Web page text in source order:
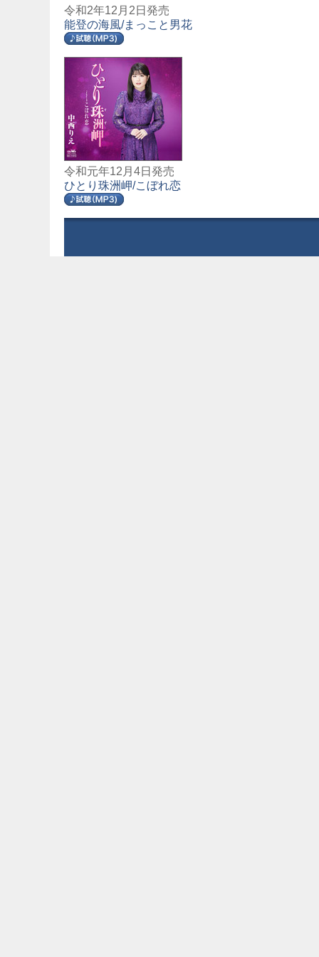
令和2年12月2日発売
能登の海風/まっこと男花
令和元年12月4日発売
ひとり珠洲岬/こぼれ恋